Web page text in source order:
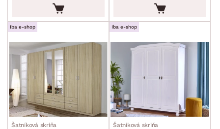
Iba e-shop
Šatníková skriňa
Iba e-shop
Šatníková skriňa